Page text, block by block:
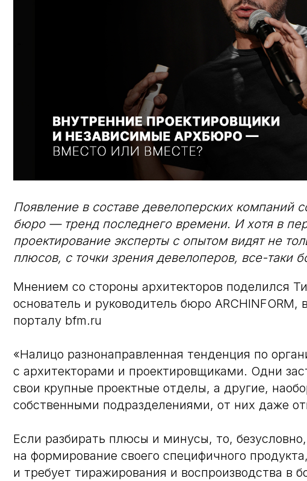
Появление в составе девелоперских компаний
бюро — тренд последнего времени. И хотя в
проектирование эксперты с опытом видят не
плюсов, с точки зрения девелоперов, все-таки
Мнением со стороны архитекторов поделился
основатель и руководитель бюро
порталу bfm.ru
«Налицо разнонаправленная тенденция по
с архитекторами и проектировщиками. Одни
свои крупные проектные отделы, а другие,
собственными подразделениями, от них даже
Если разбирать плюсы и минусы, то,
на формирование своего специфичного
и требует тиражирования и воспроизводства в